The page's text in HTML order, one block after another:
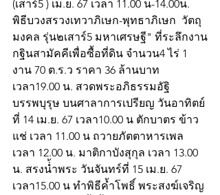
(เสาร์5 ) เม.ย. 67 เวลา 11.00 น-14.00น.
พิธีบวงสรวงเทวาภิเษก-พุทธาภิเษก  วัตถุ
มงคล รุ่น๒เสาร์5 มหาเศรษฐี" ที่ระลึกงาน
กฐินสามัคคีเพื่อซื้อที่ดิน จำนวน4 ไร่ 1
งาน 70 ต.ร.ว ราคา 36 ล้านบาท
เวลา19.00 น. สวดพระอภิธรรมอัฐิ
บรรพบุรุษ บนศาลาการเปรียญ วันอาทิตย์
ที่ 14 เม.ย. 67 เวลา10.00 น ตักบาตร ข้าว
แช่ เวลา 11.00 น ถวายภัตตาหารเพล
เวลา 12.00 น. มาติกาบังสุกุล เวลา 13.00
น. สรงน่้ำพระ วันจันทร์ที่ 15 เม.ย. 67
เวลา15.00 น ทำพิธีค้ำโพธิ์ พระสงฆ์เจริญ